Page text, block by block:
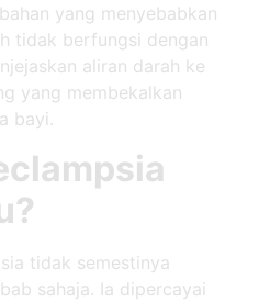
yang menyebabkan
tidak berfungsi dengan
aliran darah ke
yang membekalkan
bayi.
tidak semestinya
sahaja. Ia dipercayai